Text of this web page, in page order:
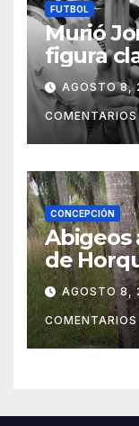
FUTBOL
Murió
figura
Lionel
AGOSTO 8,
COMENTARIOS
CONCEPCIÓN
Abigeos
de
AGOSTO
COMENTARIOS